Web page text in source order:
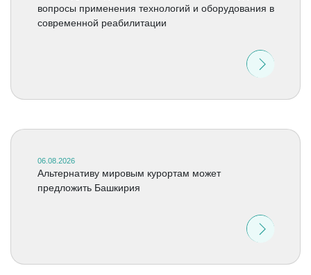
вопросы применения технологий и оборудования в
современной реабилитации
06.08.2026
Альтернативу мировым курортам может
предложить Башкирия